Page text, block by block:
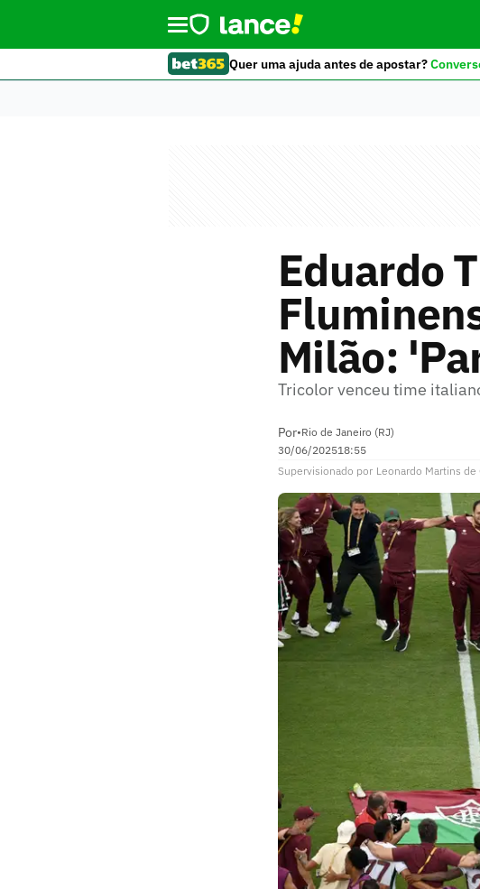
Quer uma ajuda antes de apostar?
Eduardo
Milão:
Tricolor venceu time
Por•Rio de Janeiro (RJ)
30/06/202518:55
Supervisionado por Leonardo Martins de